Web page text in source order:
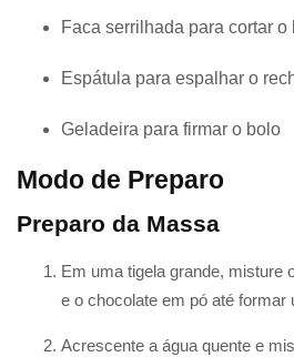
Faca serrilhada para cortar o
Espátula para espalhar o
Geladeira para firmar o bolo
Modo de Preparo
Preparo da Massa
Em uma tigela grande, misture
e o chocolate em pó até formar
Acrescente a água quente e